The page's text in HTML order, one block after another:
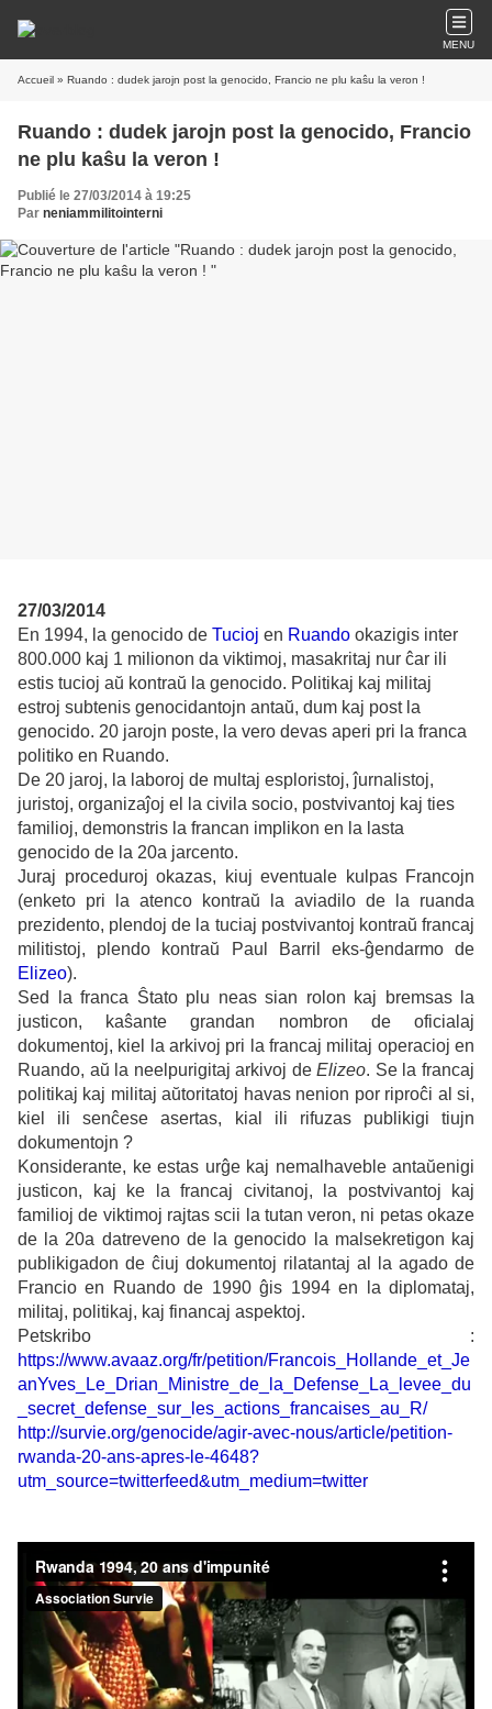
MENU
Accueil » Ruando : dudek jarojn post la genocido, Francio ne plu kaŝu la veron !
Ruando : dudek jarojn post la genocido, Francio
ne plu kaŝu la veron !
Publié le 27/03/2014 à 19:25
Par neniammilitointerni
27/03/2014
En 1994, la genocido de Tucioj en Ruando okazigis inter
800.000 kaj 1 milionon da viktimoj, masakritaj nur ĉar ili
estis tucioj aŭ kontraŭ la genocido. Politikaj kaj militaj
estroj subtenis genocidantojn antaŭ, dum kaj post la
genocido. 20 jarojn poste, la vero devas aperi pri la franca
politiko en Ruando.
De 20 jaroj, la laboroj de multaj esploristoj, ĵurnalistoj,
juristoj, organizaĵoj el la civila socio, postvivantoj kaj ties
familioj, demonstris la francan implikon en la lasta
genocido de la 20a jarcento.
Juraj proceduroj okazas, kiuj eventuale kulpas Francojn
(enketo pri la atenco kontraŭ la aviadilo de la ruanda
prezidento, plendoj de la tuciaj postvivantoj kontraŭ francaj
militistoj, plendo kontraŭ Paul Barril eks-ĝendarmo de
Elizeo).
Sed la franca Ŝtato plu neas sian rolon kaj bremsas la
justicon, kaŝante grandan nombron de oficialaj
dokumentoj, kiel la arkivoj pri la francaj militaj operacioj en
Ruando, aŭ la neelpurigitaj arkivoj deElizeo. Se la francaj
politikaj kaj militaj aŭtoritatoj havas nenion por riproĉi al si,
kiel ili senĉese asertas, kial ili rifuzas publikigi tiujn
dokumentojn ?
Konsiderante, ke estas urĝe kaj nemalhaveble antaŭenigi
justicon, kaj ke la francaj civitanoj, la postvivantoj kaj
familioj de viktimoj rajtas scii la tutan veron, ni petas okaze
de la 20a datreveno de la genocido la malsekretigon kaj
publikigadon de ĉiuj dokumentoj rilatantaj al la agado de
Francio en Ruando de 1990 ĝis 1994 en la diplomataj,
militaj, politikaj, kaj financaj aspektoj.
Petskribo :
https://www.avaaz.org/fr/petition/Francois_Hollande_et_Je
anYves_Le_Drian_Ministre_de_la_Defense_La_levee_du
_secret_defense_sur_les_actions_francaises_au_R/
http://survie.org/genocide/agir-avec-nous/article/petition-
rwanda-20-ans-apres-le-4648?
utm_source=twitterfeed&utm_medium=twitter